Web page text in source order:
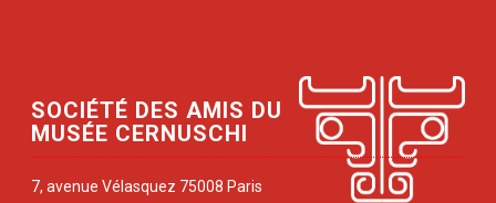
SOCIÉTÉ DES AMIS DU
MUSÉE CERNUSCHI
7, avenue Vélasquez 75008 Paris